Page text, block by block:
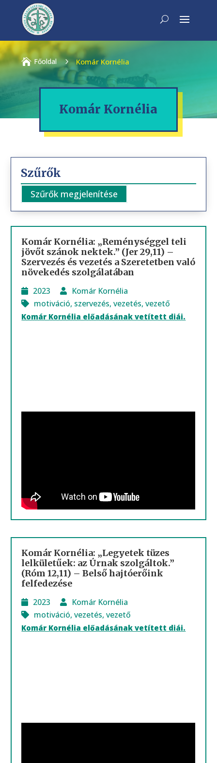
 Főoldal 5 Komár Kornélia
Komár Kornélia
Komár Kornélia: „Reménységgel teli
jövőt szánok nektek.” (Jer 29,11) –
Szervezés és vezetés a Szeretetben való
növekedés szolgálatában
2023
Komár Kornélia
motiváció, szervezés,vezetés,vezető
Komár Kornélia előadásának vetített diái.
Komár Kornélia: „Legyetek tüzes
lelkületűek: az Úrnak szolgáltok.”
(Róm 12,11) – Belső hajtóerőink
felfedezése
2023
Komár Kornélia
motiváció,vezetés,vezető
Komár Kornélia előadásának vetített diái.
Szűrők
Szűrők megjelenítése